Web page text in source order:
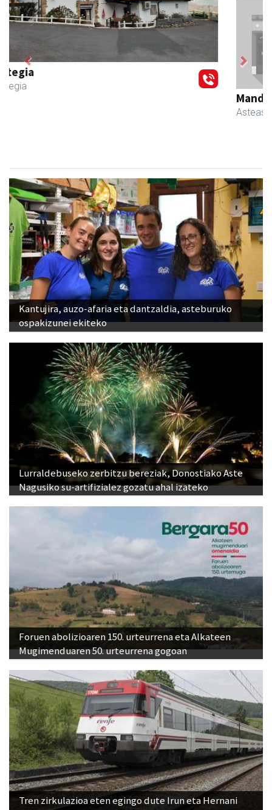
Previous Next
Kantujira, auzo-afaria eta dantzaldia, asteburuko
ospakizunei ekiteko
Lurraldebuseko zerbitzu bereziak, Donostiako Aste
Nagusiko su-artifizialez gozatu ahal izateko
Foruen abolizioaren 150. urteurrena eta Alkateen
Mugimenduaren 50. urteurrena gogoan
Tren zirkulazioa eten egingo dute Irun eta Hernani